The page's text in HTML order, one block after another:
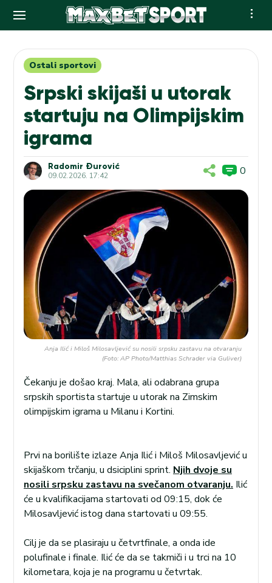
contentOstali sportovi
Srpski skijaši u utorak
startuju na Olimpijskim
igrama
Radomir Đurović
09.02.2026. 17:42 0
Anja Ilić i Miloš Milosavljević su nosili srpsku zastavu na otvaranju
(Foto: AP Photo/Matthias Schrader via Guliver)
Čekanju je došao kraj. Mala, ali odabrana grupa
srpskih sportista startuje u utorak na Zimskim
olimpijskim igrama u Milanu i Kortini.
Prvi na borilište izlaze Anja Ilić i Miloš Milosavljević u
skijaškom trčanju, u dsiciplini sprint. Njih dvoje su
nosili srpsku zastavu na svečanom otvaranju. Ilić
će u kvalifikacijama startovati od 09:15, dok će
Milosavljević istog dana startovati u 09:55.
Cilj je da se plasiraju u četvrtfinale, a onda ide
polufinale i finale. Ilić će da se takmiči i u trci na 10
kilometara, koja je na programu u četvrtak.